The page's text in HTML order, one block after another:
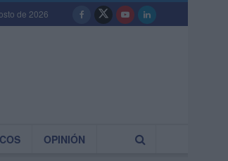
de 2026
OPINIÓN